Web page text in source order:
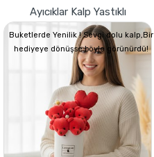
Ayıcıklar Kalp Yastıklı
Buketlerde Yenilik ! Sevgi dolu kalp,Bir
hediyeye dönüşse böyle görünürdü!